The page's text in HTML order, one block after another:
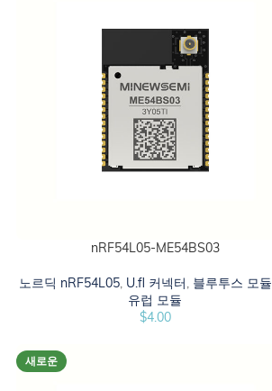
카트에 추가하십시오nRF54L05-ME54BS03
노르딕 nRF54L05, U.fl 커넥터, 블루투스 모듈
유럽 모듈
$4.00
새로운